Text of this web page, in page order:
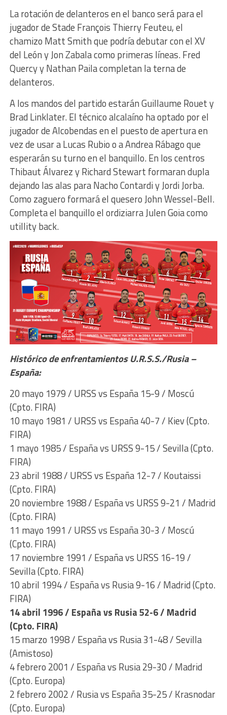
La rotación de delanteros en el banco será para el
jugador de Stade François Thierry Feuteu, el
chamizo Matt Smith que podría debutar con el XV
del León y Jon Zabala como primeras líneas. Fred
Quercy y Nathan Paila completan la terna de
delanteros.
A los mandos del partido estarán Guillaume Rouet y
Brad Linklater. El técnico alcalaíno ha optado por el
jugador de Alcobendas en el puesto de apertura en
vez de usar a Lucas Rubio o a Andrea Rábago que
esperarán su turno en el banquillo. En los centros
Thibaut Álvarez y Richard Stewart formaran dupla
dejando las alas para Nacho Contardi y Jordi Jorba.
Como zaguero formará el quesero John Wessel-Bell.
Completa el banquillo el ordiziarra Julen Goia como
utillity back.
Histórico de enfrentamientos U.R.S.S./Rusia –
España:
20 mayo 1979 / URSS vs España 15-9 / Moscú
(Cpto. FIRA)
10 mayo 1981 / URSS vs España 40-7 / Kiev (Cpto.
FIRA)
1 mayo 1985 / España vs URSS 9-15 / Sevilla (Cpto.
FIRA)
23 abril 1988 / URSS vs España 12-7 / Koutaissi
(Cpto. FIRA)
20 noviembre 1988 / España vs URSS 9-21 / Madrid
(Cpto. FIRA)
11 mayo 1991 / URSS vs España 30-3 / Moscú
(Cpto. FIRA)
17 noviembre 1991 / España vs URSS 16-19 /
Sevilla (Cpto. FIRA)
10 abril 1994 / España vs Rusia 9-16 / Madrid (Cpto.
FIRA)
14 abril 1996 / España vs Rusia 52-6 / Madrid
(Cpto. FIRA)
15 marzo 1998 / España vs Rusia 31-48 / Sevilla
(Amistoso)
4 febrero 2001 / España vs Rusia 29-30 / Madrid
(Cpto. Europa)
2 febrero 2002 / Rusia vs España 35-25 / Krasnodar
(Cpto. Europa)